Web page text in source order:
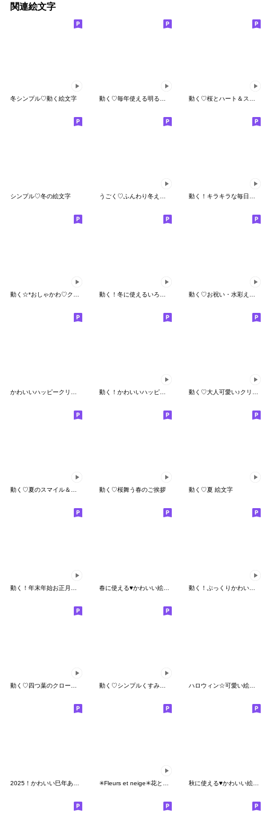
関連絵文字
冬シンプル♡動く絵文字
シンプル♡冬の絵文字 うごく♡ふんわり冬えもじ♡ 動く！キラキラな毎日をお祝いしよう！1st
動く♡夏のスマイル＆ハート 動く♡桜舞う春のご挨拶 動く♡夏 絵文字
動く！ぷっくりかわいい絵文字３
ハロウィン☆可愛い絵文字
2025！かわいい巳年あけおめ年賀絵文字 ✳︎Fleurs et neige✳︎花と雪の絵文字♡ 秋に使える♥かわいい絵文字たち